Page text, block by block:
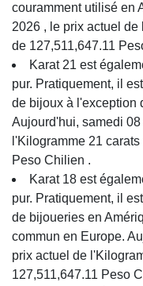
couramment utilisé en
2026 , le prix actuel
de 127,511,647.11
Karat 21 est
pur. Pratiquement, il
de bijoux à l'exception
Aujourd'hui, samedi
l'Kilogramme 21
Peso Chilien .
Karat 18 est
pur. Pratiquement, il
de bijoueries en
commun en Europe.
prix actuel de
127,511,647.11 Peso